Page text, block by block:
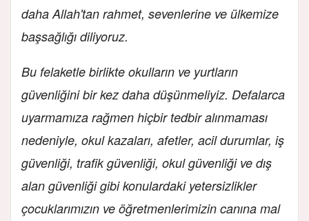
daha Allah'tan rahmet, sevenlerine ve ülkemize
başsağlığı diliyoruz.
Bu felaketle birlikte okulların ve yurtların
güvenliğini bir kez daha düşünmeliyiz. Defalarca
uyarmamıza rağmen hiçbir tedbir alınmaması
nedeniyle, okul kazaları, afetler, acil durumlar, iş
güvenliği, trafik güvenliği, okul güvenliği ve dış
alan güvenliği gibi konulardaki yetersizlikler
çocuklarımızın ve öğretmenlerimizin canına mal